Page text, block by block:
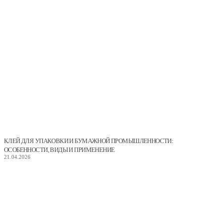
КЛЕЙ ДЛЯ УПАКОВКИ И БУМАЖНОЙ ПРОМЫШЛЕННОСТИ:
ОСОБЕННОСТИ, ВИДЫ И ПРИМЕНЕНИЕ
21.04.2026